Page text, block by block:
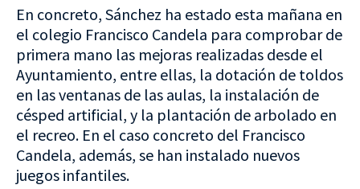
En concreto, Sánchez ha estado esta mañana en
el colegio Francisco Candela para comprobar de
primera mano las mejoras realizadas desde el
Ayuntamiento, entre ellas, la dotación de toldos
en las ventanas de las aulas, la instalación de
césped artificial, y la plantación de arbolado en
el recreo. En el caso concreto del Francisco
Candela, además, se han instalado nuevos
juegos infantiles.